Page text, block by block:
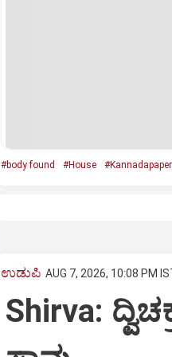
#body found #House
ಉಡುಪಿ AUG 7, 2026, 10:08 PM
Shirva: